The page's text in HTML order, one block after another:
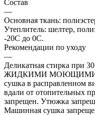
Состав
—
Основная ткань:
Утеплитель: шелтер,
-20С до 0С.
Рекомендации по уходу
—
Деликатная стирка при
ЖИДКИМИ МОЮЩИМИ
сушка в расправленном
вдали от отопительных
запрещен. Утюжка
Машинная сушка